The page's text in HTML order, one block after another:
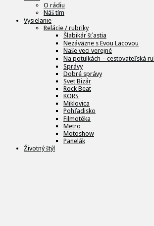
O rádiu
Náš tím
Vysielanie
Relácie / rubriky
Šlabikár šťastia
Nezáväzne s Evou Lacovou
Naše veci verejné
Na potulkách – cestovateľská
Správy
Dobré správy
Svet Bizár
Rock Beat
KORS
Miklovica
Pohľadisko
Filmotéka
Metro
Motoshow
Panelák
Životný štýl